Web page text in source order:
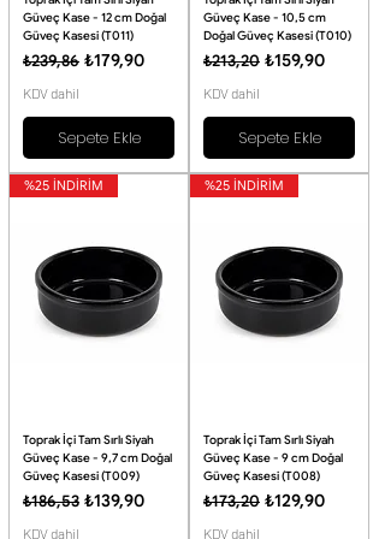
Güveç Kase - 12 cm Doğal
Güveç Kasesi (T011)
Normal Fiyat
₺239,86 İndirimli Fiyat
₺179,90
KDV dahil
Sepete Ekle
Güveç Kase - 10,5 cm
Doğal Güveç Kasesi (T010)
Normal Fiyat
₺213,20 İndirimli Fiyat
₺159,90
KDV dahil
Sepete Ekle
%25 İNDİRİM
Toprak İçi Tam Sırlı Siyah
Güveç Kase - 9,7 cm Doğal
Güveç Kasesi (T009)
Normal Fiyat
₺186,53 İndirimli Fiyat
₺139,90
KDV dahil
%25 İNDİRİM
Toprak İçi Tam Sırlı Siyah
Güveç Kase - 9 cm Doğal
Güveç Kasesi (T008)
Normal Fiyat
₺173,20 İndirimli Fiyat
₺129,90
KDV dahil